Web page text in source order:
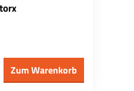
Zum Warenkorb